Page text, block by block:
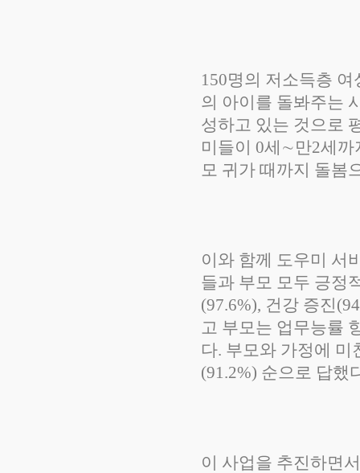
150명의 저소득층
의 아이를 돌봐주는
성하고 있는 것으로
미들이 0세∼만2세
모 귀가 때까지 돌봄
이와 함께 도우미 서
들과 부모 모두 긍정
(97.6%), 건강 증진
고 부모는 업무능률
다. 부모와 가정에 미
(91.2%) 순으로 답했
이 사업을 추진하면